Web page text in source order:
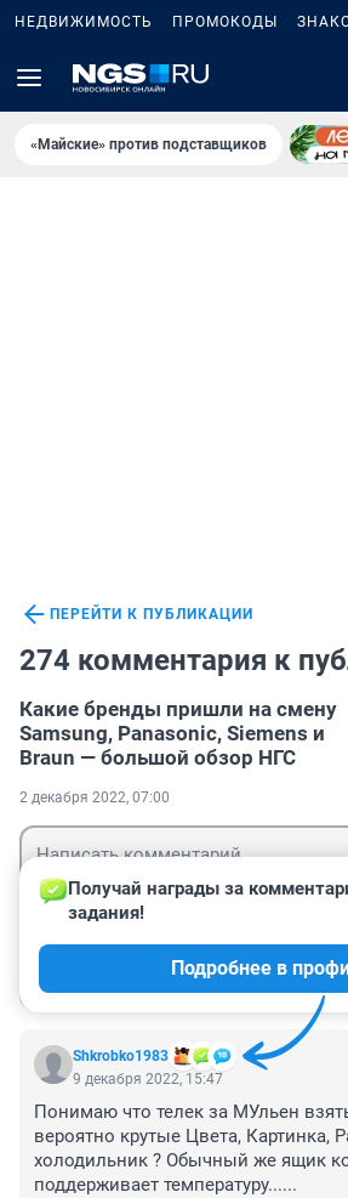
НЕДВИЖИМОСТЬ ПРОМОКОДЫ
«Майские» против подставщиков
ПЕРЕЙТИ К ПУБЛИКАЦИИ
274 комментария к
Какие бренды пришли на смену
Samsung, Panasonic, Siemens и
Braun — большой обзор НГС
2 декабря 2022, 07:00
Shkrobko1983
Получай награды за
задания!
Подробнее в
9 декабря 2022, 15:47
Понимаю что телек за МУльен
вероятно крутые Цвета, Картинка,
холодильник ? Обычный же ящик
поддерживает температуру......